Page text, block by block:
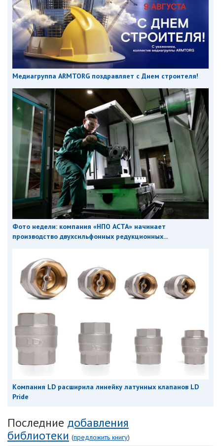
Медиагруппа ARMTORG поздравляет с Днем строителя!
Фото недели: компания «НПО АСТА» начинает
производство двухсильфонных редукционных...
Компания LD расширила линейку латунных клапанов LD
Pride
Последние добавления
библиотеки (предложить книгу)